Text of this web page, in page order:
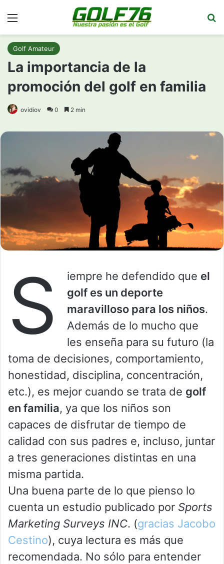
Golf Amateur
La importancia de la
promoción del golf en familia
ovidiov 0 2 min
S iempre he defendido que el
golf es un deporte
maravilloso para los niños.
Además de lo mucho que
les enseña para su futuro (la
toma de decisiones, comportamiento,
honestidad, disciplina, concentración,
etc.), es mejor cuando se trata de golf
en familia, ya que los niños son
capaces de disfrutar de tiempo de
calidad con sus padres e, incluso, juntar
a tres generaciones distintas en una
misma partida.
Una buena parte de lo que pienso lo
cuenta un estudio publicado por Sports
Marketing Surveys INC. (gracias Jacobo
Cestino), cuya lectura es más que
recomendada. No sólo para entender